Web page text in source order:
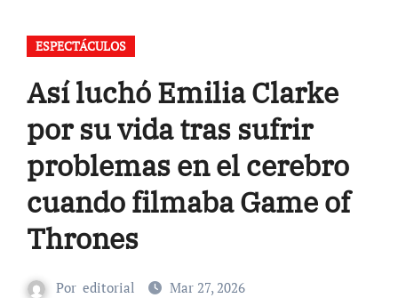
ESPECTÁCULOS
Así luchó Emilia Clarke
por su vida tras sufrir
problemas en el cerebro
cuando filmaba Game of
Thrones
Por editorial Mar 27, 2026